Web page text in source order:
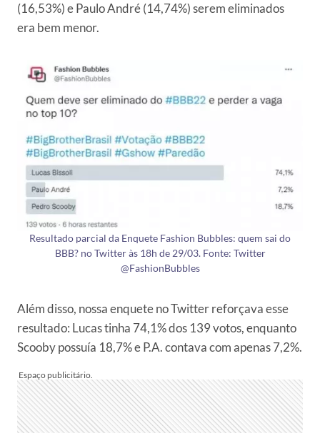
(16,53%) e Paulo André (14,74%) serem eliminados
era bem menor.
Resultado parcial da Enquete Fashion Bubbles: quem sai do
BBB? no Twitter às 18h de 29/03. Fonte: Twitter
@FashionBubbles
Além disso, nossa enquete no Twitter reforçava esse
resultado: Lucas tinha 74,1% dos 139 votos, enquanto
Scooby possuía 18,7% e P.A. contava com apenas 7,2%.